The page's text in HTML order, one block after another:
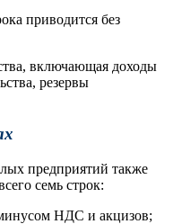
приводится без
включающая доходы
резервы
предприятий также
семь строк:
НДС и акцизов;